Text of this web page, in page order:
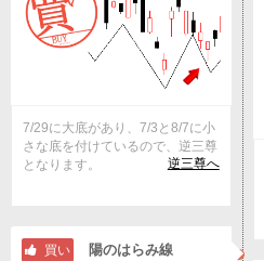
7/29に大底があり、7/3と8/7に小
さな底を付けているので、逆三尊
となります。
逆三尊へ
買い 陽のはらみ線